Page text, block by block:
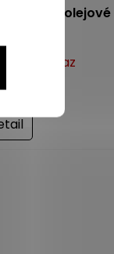
ušní olejové
Na dotaz
Kč